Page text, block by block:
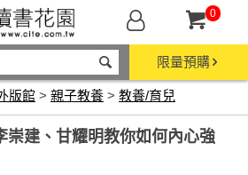
0
限量預購
版館 > 親子教養 > 教養/育兒
崇建、甘耀明教你如何內心強